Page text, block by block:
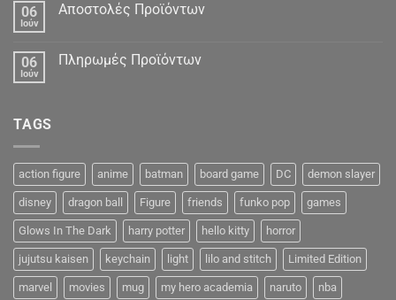
06
Ιούν
Αποστολές Προϊόντων
06
Ιούν
Πληρωμές Προϊόντων
TAGS
action figure anime batman board game DC demon slayer
disney dragon ball Figure friends funko pop games
Glows In The Dark harry potter hello kitty horror
jujutsu kaisen keychain light lilo and stitch Limited Edition
marvel movies mug my hero academia naruto nba